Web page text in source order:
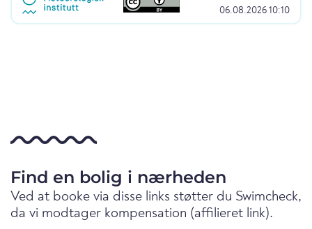
06.08.2026 10:10
Find en bolig i nærheden
Ved at booke via disse links støtter du Swimcheck,
da vi modtager kompensation (affilieret link).